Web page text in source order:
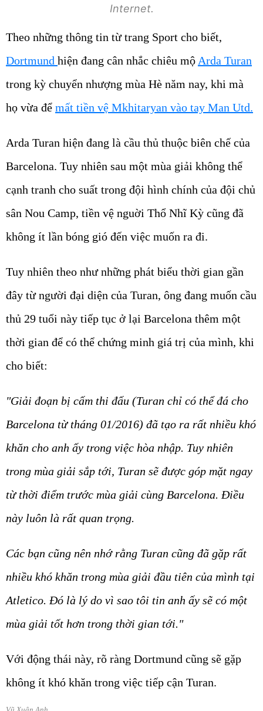
Internet.
Theo những thông tin từ trang Sport cho biết,
Dortmund hiện đang cân nhắc chiêu mộ Arda Turan
trong kỳ chuyển nhượng mùa Hè năm nay, khi mà
họ vừa để mất tiền vệ Mkhitaryan vào tay Man Utd.
Arda Turan hiện đang là cầu thủ thuộc biên chế của
Barcelona. Tuy nhiên sau một mùa giải không thể
cạnh tranh cho suất trong đội hình chính của đội chủ
sân Nou Camp, tiền vệ nguời Thổ Nhĩ Kỳ cũng đã
không ít lần bóng gió đến việc muốn ra đi.
Tuy nhiên theo như những phát biểu thời gian gần
đây từ người đại diện của Turan, ông đang muốn cầu
thủ 29 tuổi này tiếp tục ở lại Barcelona thêm một
thời gian để có thể chứng minh giá trị của mình, khi
cho biết:
"Giải đoạn bị cấm thi đấu (Turan chỉ có thể đá cho
Barcelona từ tháng 01/2016) đã tạo ra rất nhiều khó
khăn cho anh ấy trong việc hòa nhập. Tuy nhiên
trong mùa giải sắp tới, Turan sẽ được góp mặt ngay
từ thời điểm trước mùa giải cùng Barcelona. Điều
này luôn là rất quan trọng.
Các bạn cũng nên nhớ rằng Turan cũng đã gặp rất
nhiều khó khăn trong mùa giải đầu tiên của mình tại
Atletico. Đó là lý do vì sao tôi tin anh ấy sẽ có một
mùa giải tốt hơn trong thời gian tới."
Với động thái này, rõ ràng Dortmund cũng sẽ gặp
không ít khó khăn trong việc tiếp cận Turan.